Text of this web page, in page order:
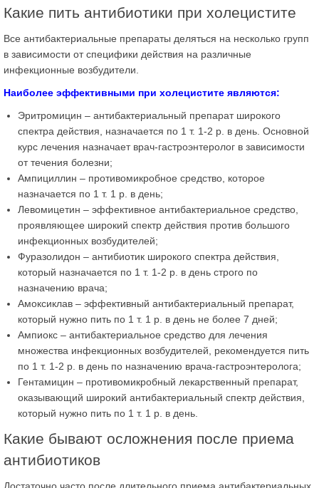
Какие пить антибиотики при холецистите
Все антибактериальные препараты деляться на несколько групп
в зависимости от специфики действия на различные
инфекционные возбудители.
Наиболее эффективными при холецистите являются:
Эритромицин – антибактериальный препарат широкого
спектра действия, назначается по 1 т. 1-2 р. в день. Основной
курс лечения назначает врач-гастроэнтеролог в зависимости
от течения болезни;
Ампициллин – противомикробное средство, которое
назначается по 1 т. 1 р. в день;
Левомицетин – эффективное антибактериальное средство,
проявляющее широкий спектр действия против большого
инфекционных возбудителей;
Фуразолидон – антибиотик широкого спектра действия,
который назначается по 1 т. 1-2 р. в день строго по
назначению врача;
Амоксиклав – эффективный антибактериальный препарат,
который нужно пить по 1 т. 1 р. в день не более 7 дней;
Ампиокс – антибактериальное средство для лечения
множества инфекционных возбудителей, рекомендуется пить
по 1 т. 1-2 р. в день по назначению врача-гастроэнтеролога;
Гентамицин – противомикробный лекарственный препарат,
оказывающий широкий антибактериальный спектр действия,
который нужно пить по 1 т. 1 р. в день.
Какие бывают осложнения после приема
антибиотиков
Достаточно часто после длительного приема антибактериальных